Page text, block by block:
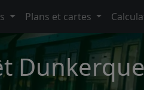
Plans et cartes